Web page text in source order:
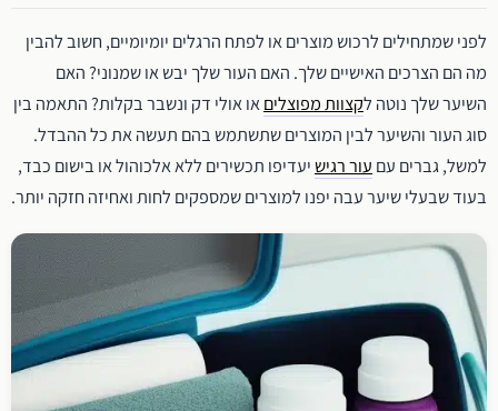
לפני שמתחילים לרכוש מוצרים או לפתח הרגלים יומיומיים, חשוב להבין
מה הם הצרכים האישיים שלך. האם העור שלך יבש או שמנוני? האם
השיער שלך נוטה לקצוות מפוצליםאו אולי דק ונשבר בקלות? התאמה בין
סוג העור והשיער לבין המוצרים שתשתמש בהם תעשה את כל ההבדל.
למשל, גברים עם עור רגישיעדיפו תכשירים ללא אלכוהול או בישום כבד,
בעוד שבעלי שיער עבה יפנו למוצרים שמספקים לחות ואחיזה חזקה יותר.